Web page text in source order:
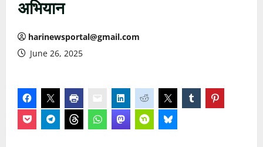
अभियान
harinewsportal@gmail.com
June 26, 2025